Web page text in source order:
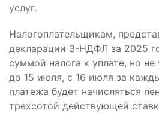
услуг.
Налогоплательщикам,
декларации 3-НДФЛ за 2025
суммой налога к уплате, но
до 15 июля, с 16 июля за
платежа будет начисляться
трехсотой действующей